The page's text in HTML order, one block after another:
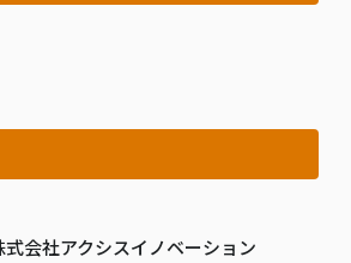
式会社アクシスイノベーション